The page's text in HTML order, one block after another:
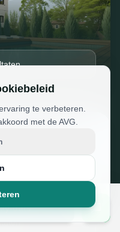
outs
te verbeteren.
met de AVG.